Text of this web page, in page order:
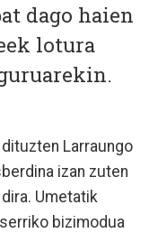
dago haien
lotura
Larraungo
izan zuten
Umetatik
bizimodua